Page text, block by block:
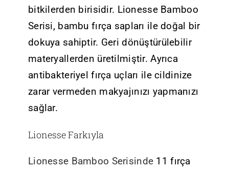
bitkilerden birisidir. Lionesse Bamboo
Serisi, bambu fırça sapları ile doğal bir
dokuya sahiptir. Geri dönüştürülebilir
materyallerden üretilmiştir. Ayrıca
antibakteriyel fırça uçları ile cildinize
zarar vermeden makyajınızı yapmanızı
sağlar.
Lionesse Farkıyla
Lionesse Bamboo Serisinde 11 fırça